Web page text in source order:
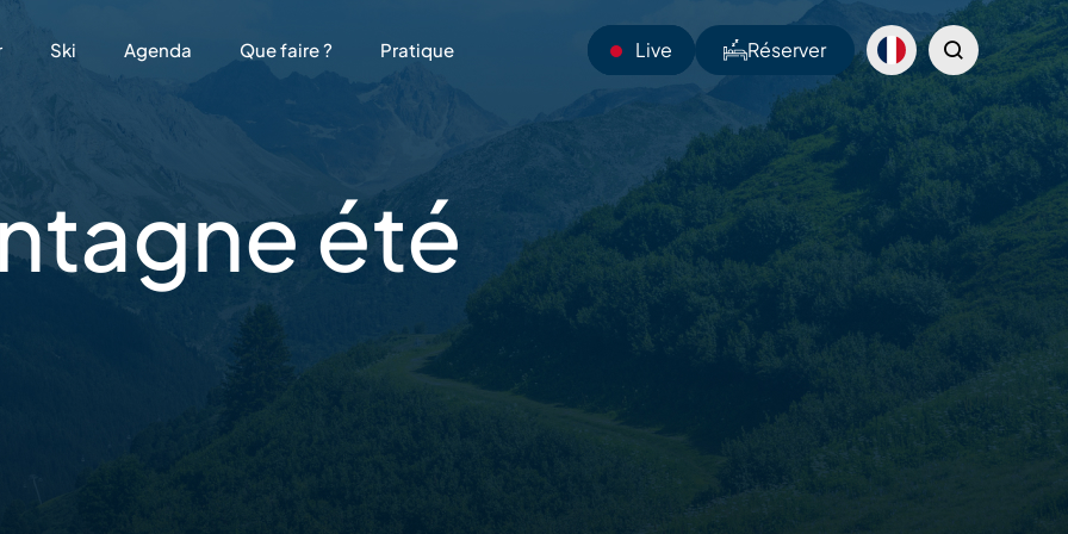
Ski Agenda Que faire ? Pratique Live
Webcams
Navettes
Réserver
été